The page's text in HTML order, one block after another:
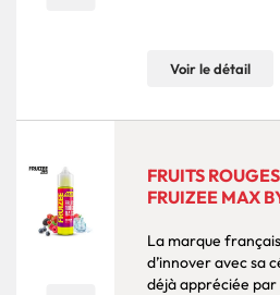
Voir le détail
FRUITS
FRUIZEE MAX
La marque
d’innover avec sa
déjà appréciée